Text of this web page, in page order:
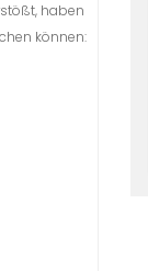
haben
können: